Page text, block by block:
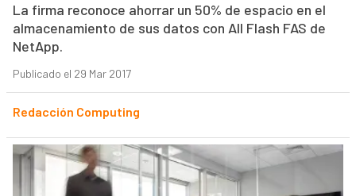
La firma reconoce ahorrar un 50% de espacio en el
almacenamiento de sus datos con All Flash FAS de
NetApp.
Publicado el 29 Mar 2017
Redacción Computing